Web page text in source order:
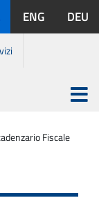
ENG DEU
Apri
menu
Fiscale